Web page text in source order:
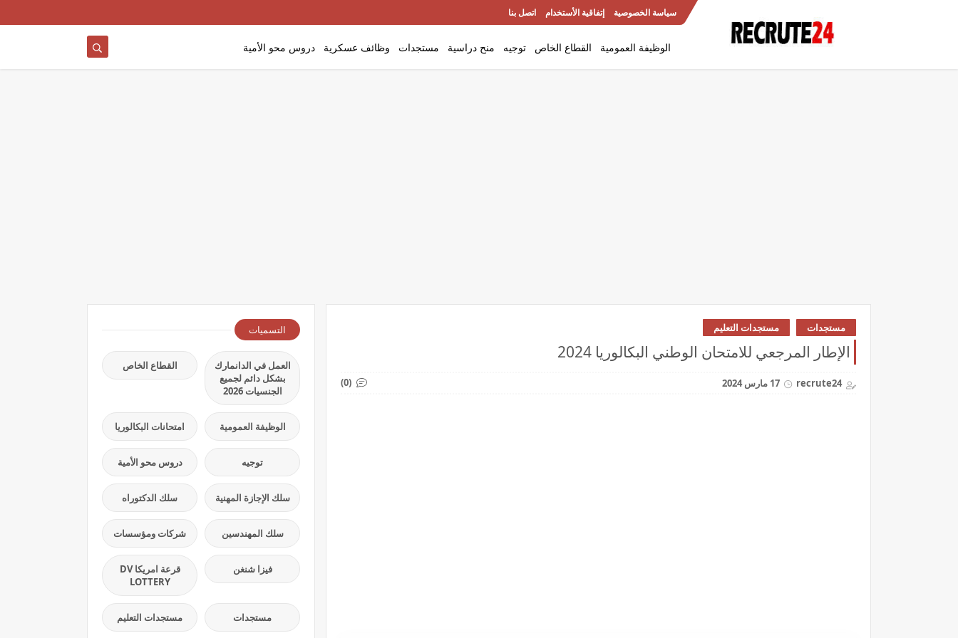
سياسة الخصوصية إتفاقية الأستخدام اتصل بنا
الوظيفة العمومية القطاع الخاص توجيه منح دراسية مستجدات وظائف عسكرية دروس محو الأمية
مستجدات مستجدات التعليم
الإطار المرجعي للامتحان الوطني البكالوريا 2024
recrute24 17 مارس 2024 (0)
التسميات
العمل في الدانمارك
بشكل دائم لجميع
الجنسيات 2026
القطاع الخاص
الوظيفة العمومية امتحانات البكالوريا
توجيه دروس محو الأمية
سلك الإجازة المهنية سلك الدكتوراه
سلك المهندسين شركات ومؤسسات
فيزا شنغن
قرعة امريكا DV
LOTTERY
مستجدات مستجدات التعليم